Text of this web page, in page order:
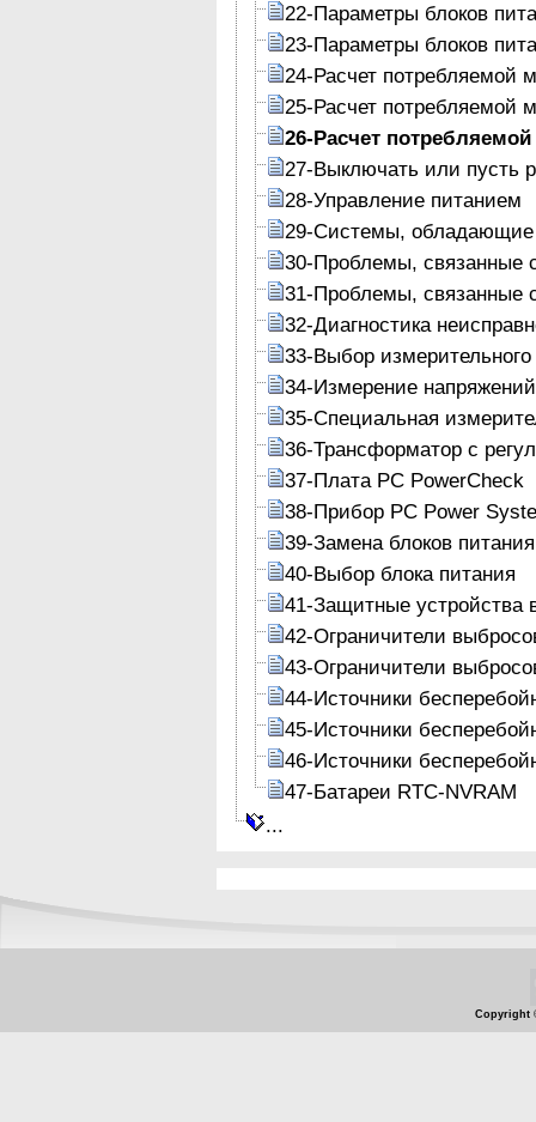
22-Параметры блоков
23-Параметры блоков
24-Расчет потребляемой
25-Расчет потребляемой
26-Расчет
27-Выключать или пусть
28-Управление питанием
29-Системы, обладающие
30-Проблемы, связанные
31-Проблемы, связанные
32-Диагностика
33-Выбор
34-Измерение напряжений
35-Специальная
36-Трансформатор с
37-Плата PC PowerCheck
38-Прибор PC Power
39-Замена блоков питания
40-Выбор блока питания
41-Защитные устройства
42-Ограничители
43-Ограничители
44-Источники
45-Источники
46-Источники
47-Батареи RTC-NVRAM
Copyright